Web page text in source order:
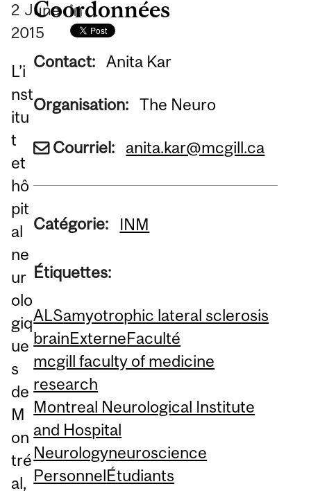
2 June
2015
L’i
nst
itu
t
et
hô
pit
al
ne
ur
olo
giq
ue
s
de
M
on
tré
al,
Coordonnées
Contact: Anita Kar
Organisation: The Neuro
Courriel: anita.kar@mcgill.ca
Catégorie: INM
Étiquettes:
ALSamyotrophic lateral sclerosis
brainExterneFaculté
mcgill faculty of medicine
research
Montreal Neurological Institute
and Hospital
Neurologyneuroscience
PersonnelÉtudiants